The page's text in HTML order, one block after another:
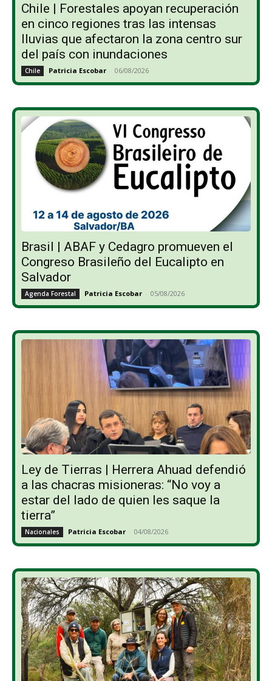
Chile | Forestales apoyan recuperación
en cinco regiones tras las intensas
lluvias que afectaron la zona centro sur
del país con inundaciones
Chile Patricia Escobar - 06/08/2026
Brasil | ABAF y Cedagro promueven el
Congreso Brasileño del Eucalipto en
Salvador
Agenda Forestal Patricia Escobar - 05/08/2026
Ley de Tierras | Herrera Ahuad defendió
a las chacras misioneras: “No voy a
estar del lado de quien les saque la
tierra”
Nacionales Patricia Escobar - 04/08/2026